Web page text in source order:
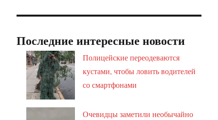
Последние интересные новости
Полицейские переодеваются
кустами, чтобы ловить водителей
со смартфонами
Очевидцы заметили необычайно